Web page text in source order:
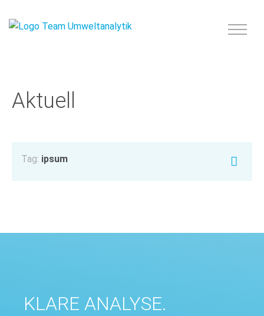
Aktuell
Tag: ipsum
KLARE ANALYSE.